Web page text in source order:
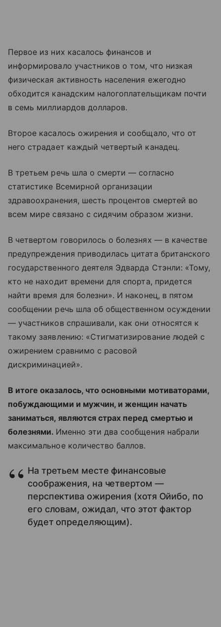
Первое из них касалось финансов и
информировало участников о том, что низкая
физическая активность населения ежегодно
обходится канадским налогоплательщикам почти
в семь миллиардов долларов.
Второе касалось ожирения и сообщало, что от
него страдает каждый четвертый канадец.
В третьем речь шла о смерти — согласно
статистике Всемирной организации
здравоохранения, шесть процентов смертей во
всем мире связано с сидячим образом жизни.
В четвертом говорилось о болезнях — в качестве
предупреждения приводилась цитата британского
государственного деятеля Эдварда Стэнли: «Тому,
кто не находит времени для спорта, придется
найти время для болезни». И наконец, в пятом
сообщении речь шла об общественном осуждении
— участников спрашивали, как они относятся к
такому заявлению: «Стигматизирование людей с
ожирением сравнимо с расовой
дискриминацией».
В итоге оказалось, что основными мотиваторами,
побуждающими и мужчин, и женщин начать
заниматься, являются страх перед смертью и
болезнями. Именно эти два сообщения набрали
максимальное количество баллов.
На третьем месте финансовые
соображения, на четвертом —
перспектива ожирения (хотя Ойибо, по
его словам, ожидал, что этот фактор
будет определяющим).